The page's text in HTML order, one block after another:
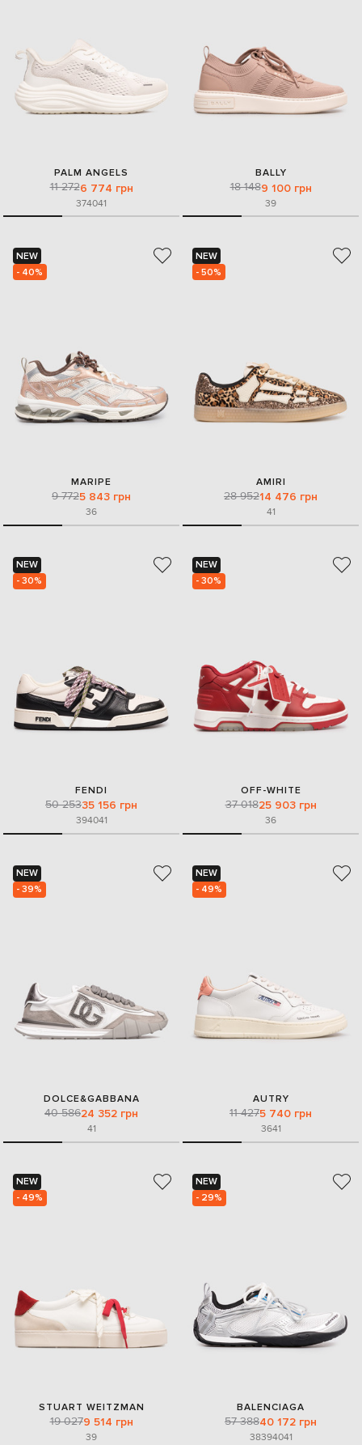
PALM ANGELS
11 2726 774 грн
374041
BALLY
18 1489 100 грн
39
NEW
- 40%
MARIPE
9 7725 843 грн
36
NEW
- 50%
AMIRI
28 95214 476 грн
41
NEW
- 30%
FENDI
50 25335 156 грн
394041
NEW
- 30%
OFF-WHITE
37 01825 903 грн
36
NEW
- 39%
DOLCE&GABBANA
40 58624 352 грн
41
NEW
- 49%
AUTRY
11 4275 740 грн
3641
NEW
- 49%
STUART WEITZMAN
19 0279 514 грн
39
NEW
- 29%
BALENCIAGA
57 38840 172 грн
38394041